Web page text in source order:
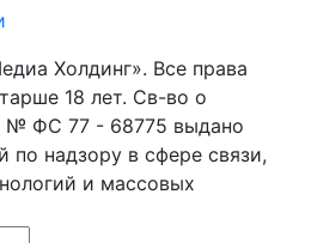
Холдинг». Все права
18 лет. Св-во о
ФС 77 - 68775 выдано
по надзору в сфере связи,
и массовых